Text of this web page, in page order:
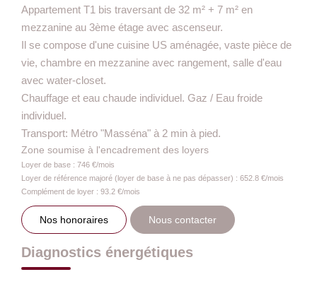
Appartement T1 bis traversant de 32 m² + 7 m² en
mezzanine au 3ème étage avec ascenseur.
Il se compose d'une cuisine US aménagée, vaste pièce de
vie, chambre en mezzanine avec rangement, salle d'eau
avec water-closet.
Chauffage et eau chaude individuel. Gaz / Eau froide
individuel.
Transport: Métro "Masséna" à 2 min à pied.
Zone soumise à l'encadrement des loyers
Loyer de base : 746 €/mois
Loyer de référence majoré (loyer de base à ne pas dépasser) : 652.8 €/mois
Complément de loyer : 93.2 €/mois
Nos honoraires Nous contacter
Diagnostics énergétiques